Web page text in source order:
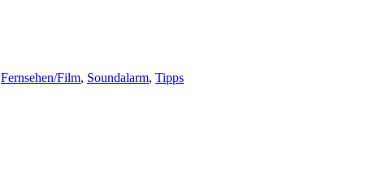
Fernsehen/Film, Soundalarm, Tipps